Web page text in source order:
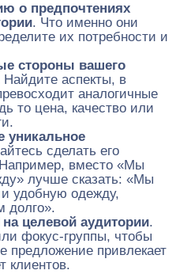
о предпочтениях
. Что именно они
их потребности и
стороны вашего
Найдите аспекты, в
аналогичные
то цена, качество или
уникальное
сделать его
вместо «Мы
лучше сказать: «Мы
удобную одежду,
долго».
целевой аудитории.
фокус-группы, чтобы
предложение привлекает
клиентов.